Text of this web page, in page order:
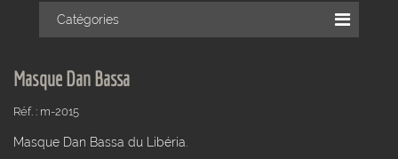
Catégories
Masque Dan Bassa
Réf. : m-2015
Masque Dan Bassa du Libéria.